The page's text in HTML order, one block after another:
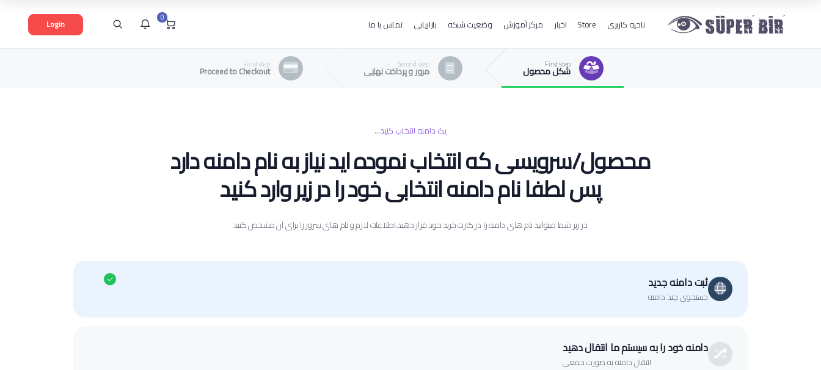
ناحیه کاربری Store اخبار مرکز آموزش وضعیت شبکه بازاریابی تماس با ما 0
Login
First step
شکل محصول Second step
مرور و پرداخت نهایی Final step
Proceed to Checkout
یک دامنه انتخاب کنید...
محصول/سرویسی که انتخاب نموده اید نیاز به نام دامنه دارد
پس لطفا نام دامنه انتخابی خود را در زیر وارد کنید
در زیر شما میتوانید نام های دامنه را در کارت خرید خود قرار دهید،اطلاعات لازم و نام های سرور را برای آن مشخص کنید
ثبت دامنه جدید
جستجوی چند دامنه
دامنه خود را به سیستم ما انتقال دهید
انتقال دامنه به صورت جمعی